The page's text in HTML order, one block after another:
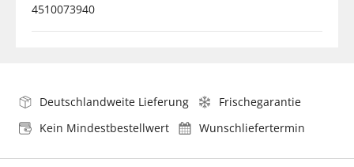
4510073940
Deutschlandweite Lieferung
Frischegarantie
Kein Mindestbestellwert
Wunschliefertermin